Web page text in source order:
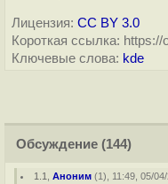
Лицензия: CC BY 3.0
Короткая ссылка:
Ключевые слова: kde
Обсуждение (144)
1.1 ,Аноним (1), 11:49, 05/